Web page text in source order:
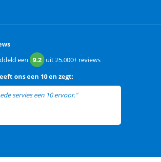
een 9.2 uit25.000+ reviews
ons een 10 en zegt:
servies een 10 ervoor."